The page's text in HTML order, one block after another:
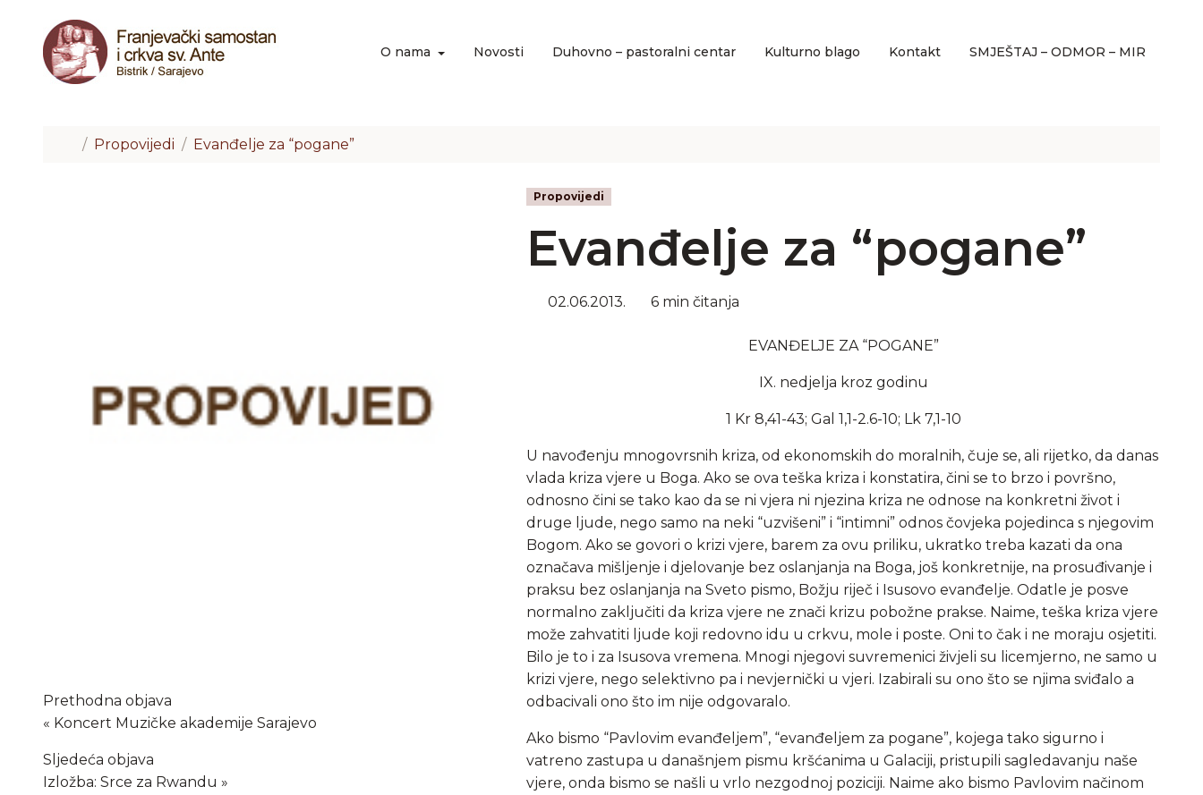
O nama Novosti Duhovno – pastoralni centar Kulturno blago Kontakt SMJEŠTAJ – ODMOR – MIR
Home
Propovijedi Evanđelje za “pogane”
Prethodna objava
Koncert Muzičke akademije Sarajevo
Sljedeća objava
Izložba: Srce za Rwandu
Propovijedi
Evanđelje za “pogane”
02.06.2013. 6 min čitanja
EVANĐELJE ZA “POGANE”
IX. nedjelja kroz godinu
1 Kr 8,41-43; Gal 1,1-2.6-10; Lk 7,1-10
U navođenju mnogovrsnih kriza, od ekonomskih do moralnih, čuje se, ali rijetko, da danas
vlada kriza vjere u Boga. Ako se ova teška kriza i konstatira, čini se to brzo i površno,
odnosno čini se tako kao da se ni vjera ni njezina kriza ne odnose na konkretni život i
druge ljude, nego samo na neki “uzvišeni” i “intimni” odnos čovjeka pojedinca s njegovim
Bogom. Ako se govori o krizi vjere, barem za ovu priliku, ukratko treba kazati da ona
označava mišljenje i djelovanje bez oslanjanja na Boga, još konkretnije, na prosuđivanje i
praksu bez oslanjanja na Sveto pismo, Božju riječ i Isusovo evanđelje. Odatle je posve
normalno zaključiti da kriza vjere ne znači krizu pobožne prakse. Naime, teška kriza vjere
može zahvatiti ljude koji redovno idu u crkvu, mole i poste. Oni to čak i ne moraju osjetiti.
Bilo je to i za Isusova vremena. Mnogi njegovi suvremenici živjeli su licemjerno, ne samo u
krizi vjere, nego selektivno pa i nevjernički u vjeri. Izabirali su ono što se njima sviđalo a
odbacivali ono što im nije odgovaralo.
Ako bismo “Pavlovim evanđeljem”, “evanđeljem za pogane”, kojega tako sigurno i
vatreno zastupa u današnjem pismu kršćanima u Galaciji, pristupili sagledavanju naše
vjere, onda bismo se našli u vrlo nezgodnoj poziciji. Naime ako bismo Pavlovim načinom